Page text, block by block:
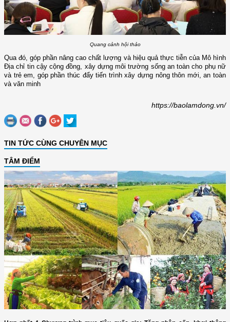
Quang cảnh hội thảo
Qua đó, góp phần nâng cao chất lượng và hiệu quả thực tiễn của Mô hình
Địa chỉ tin cậy cộng đồng, xây dựng môi trường sống an toàn cho phụ nữ
và trẻ em, góp phần thúc đẩy tiến trình xây dựng nông thôn mới, an toàn
và văn minh
https://baolamdong.vn/
TIN TỨC CÙNG CHUYÊN MỤC
TÂM ĐIỂM